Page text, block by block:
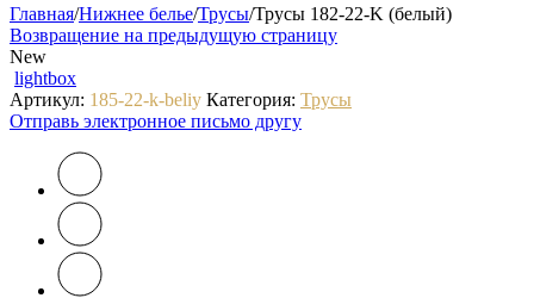
Главная/Нижнее белье/Трусы/Трусы 182-22-K (белый)
Возвращение на предыдущую страницу
New
lightbox
Артикул: 185-22-k-beliy Категория: Трусы
Отправь электронное письмо другу